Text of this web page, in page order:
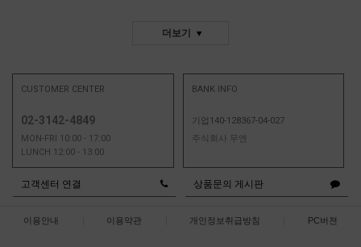
더보기
CUSTOMER CENTER
02-3142-4849
MON-FRI 10:00 - 17:00
LUNCH 12:00 - 13:00
BANK INFO
기업140-128367-04-027
주식회사 무엔
고객센터 연결 상품문의 게시판
이용안내 이용약관 개인정보취급방침 PC버젼